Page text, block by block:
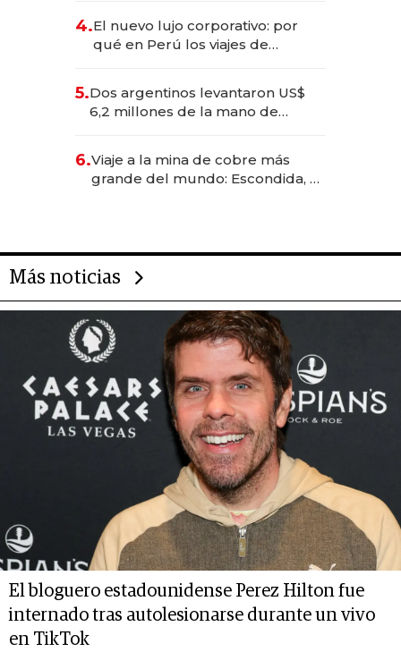
4.El nuevo lujo corporativo: por
qué en Perú los viajes de
para convertirse en experiencias
transformadoras
5.Dos argentinos levantaron US$
6,2 millones de la mano de
6.Viaje a la mina de cobre más
grande del mundo: Escondida, el
Más noticias
El bloguero estadounidense Perez Hilton fue
internado tras autolesionarse durante un vivo
en TikTok